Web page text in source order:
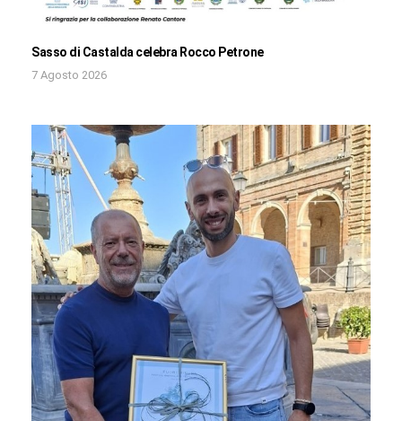
Sasso di Castalda celebra Rocco Petrone
7 Agosto 2026